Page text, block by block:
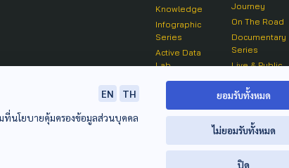
Knowledge
Infographic
Series
Active Data
Lab
Journey
On The Road
Documentary
Series
Live & Public
On air Clip
EN
TH
ที่นโยบายคุ้มครองข้อมูลส่วนบุคคล
ยอมรับทั้งหมด
ไม่ยอมรับทั้งหมด
ปิด